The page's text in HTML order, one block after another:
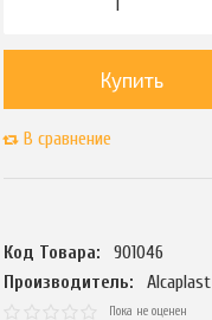
Купить
В сравнение
Код Товара:
901046
Производитель:
Alcaplast
Пока не оценен